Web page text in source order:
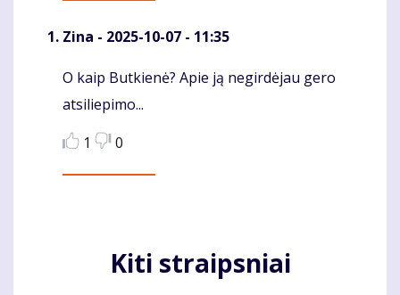
Zina - 2025-10-07 - 11:35
Komentaras
O kaip Butkienė? Apie ją negirdėjau gero
atsiliepimo...
1
0
Kiti straipsniai